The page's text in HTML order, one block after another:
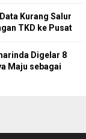
Kurang Salur
TKD ke Pusat
Digelar 8
Maju sebagai